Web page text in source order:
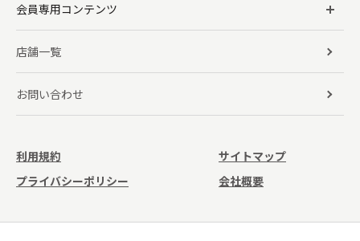
会員専用コンテンツ
店舗一覧
お問い合わせ
利用規約
サイトマップ
プライバシーポリシー
会社概要